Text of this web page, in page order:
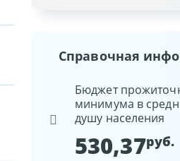
Справочная
величина
Бюджет
минимума в
душу населения
530,37руб.